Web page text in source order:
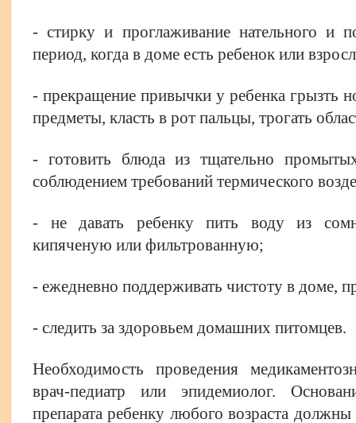
- стирку и проглаживание нательного и
период, когда в доме есть ребенок или
- прекращение привычки у ребенка грызть
предметы, класть в рот пальцы, трогать
- готовить блюда из тщательно
соблюдением требований термического
- не давать ребенку пить воду из
кипяченую или фильтрованную;
- ежедневно поддерживать чистоту в доме,
- следить за здоровьем домашних питомцев.
Необходимость проведения
врач-педиатр или эпидемиолог.
препарата ребенку любого возраста должны